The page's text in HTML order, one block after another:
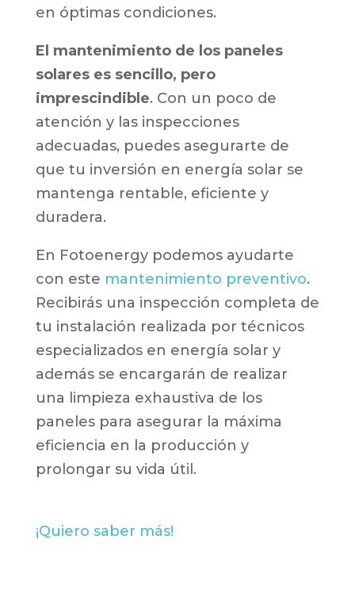
en óptimas condiciones.
El mantenimiento de los paneles
solares es sencillo, pero
imprescindible. Con un poco de
atención y las inspecciones
adecuadas, puedes asegurarte de
que tu inversión en energía solar se
mantenga rentable, eficiente y
duradera.
En Fotoenergy podemos ayudarte
con este mantenimiento preventivo.
Recibirás una inspección completa de
tu instalación realizada por técnicos
especializados en energía solar y
además se encargarán de realizar
una limpieza exhaustiva de los
paneles para asegurar la máxima
eficiencia en la producción y
prolongar su vida útil.
¡Quiero saber más!